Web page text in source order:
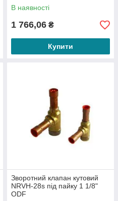
В наявності
1 766,06 ₴
Купити
Зворотний клапан кутовий
NRVH-28s під пайку 1 1/8"
ODF